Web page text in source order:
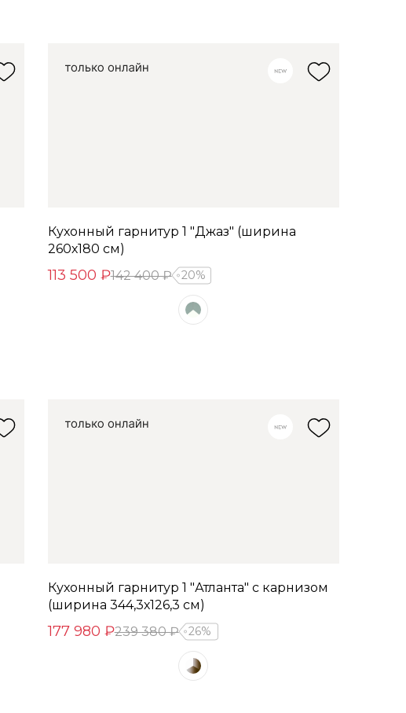
Кухонный гарнитур 1 "Джаз" (ширина
260х180 см)
113 500 ₽142 400 ₽ 20%
Кухонный гарнитур 1 "Атланта" с карнизом
(ширина 344,3х126,3 см)
177 980 ₽239 380 ₽ 26%